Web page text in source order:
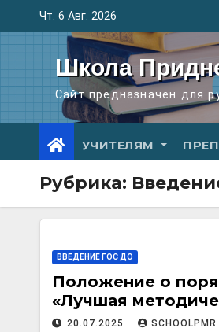
содержимому
Чт. 6 Авг. 2026
Школа
Сайт предназначен для
УЧИТЕЛЯМ
Рубрика:
ВВЕДЕНИЕ ГОС ДО
Положение о
«Лучшая
20.07.2025 SCHOOLPMR